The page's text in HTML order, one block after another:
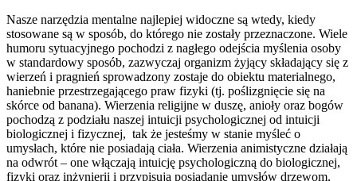
Nasze narzędzia mentalne najlepiej widoczne są wtedy, kiedy
stosowane są w sposób, do którego nie zostały przeznaczone. Wiele
humoru sytuacyjnego pochodzi z nagłego odejścia myślenia osoby
w standardowy sposób, zazwyczaj organizm żyjący składający się z
wierzeń i pragnień sprowadzony zostaje do obiektu materialnego,
haniebnie przestrzegającego praw fizyki (tj. poślizgnięcie się na
skórce od banana). Wierzenia religijne w duszę, anioły oraz bogów
pochodzą z podziału naszej intuicji psychologicznej od intuicji
biologicznej i fizycznej, tak że jesteśmy w stanie myśleć o
umysłach, które nie posiadają ciała. Wierzenia animistyczne działają
na odwrót – one włączają intuicję psychologiczną do biologicznej,
fizyki oraz inżynierii i przypisują posiadanie umysłów drzewom,